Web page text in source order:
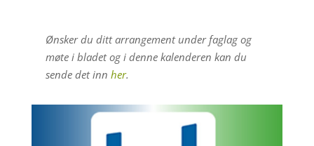
Ønsker du ditt arrangement under faglag og
møte i bladet og i denne kalenderen kan du
sende det inn her.